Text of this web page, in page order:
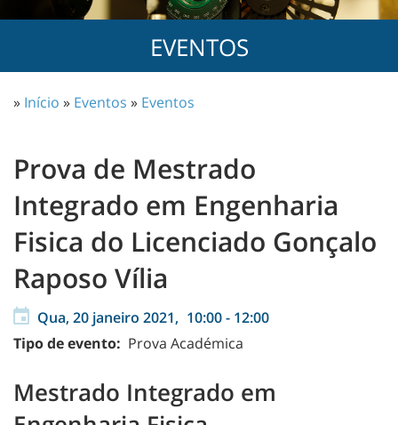
EVENTOS
» Início » Eventos » Eventos
Prova de Mestrado
Integrado em Engenharia
Fisica do Licenciado Gonçalo
Raposo Vília
Qua, 20 janeiro 2021, 10:00- 12:00
Tipo de evento: Prova Académica
Mestrado Integrado em